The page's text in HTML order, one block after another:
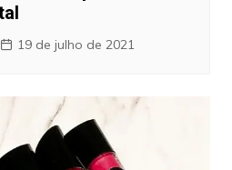
19 de julho de 2021